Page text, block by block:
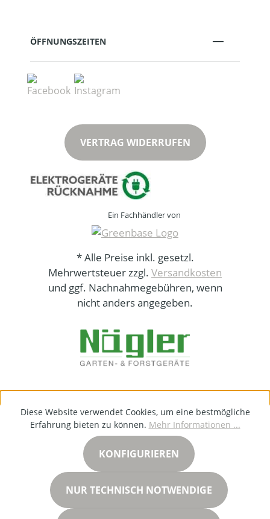
ÖFFNUNGSZEITEN
VERTRAG WIDERRUFEN
Ein Fachhändler von
* Alle Preise inkl. gesetzl.
Mehrwertsteuer zzgl. Versandkosten
und ggf. Nachnahmegebühren, wenn
nicht anders angegeben.
Diese Website verwendet Cookies, um eine bestmögliche
Erfahrung bieten zu können. Mehr Informationen ...
NUR TECHNISCH NOTWENDIGE
KONFIGURIEREN